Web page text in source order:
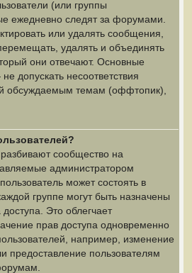
(или группы
ежедневно следят за форумами.
или удалять сообщения,
удалять и объединять
они отвечают. Основные
допускать несоответствия
обсуждаемым темам (оффтопик),
сообщество на
администратором
может состоять в
группе могут быть назначены
Это облегчает
прав доступа одновременно
например, изменение
предоставление пользователям